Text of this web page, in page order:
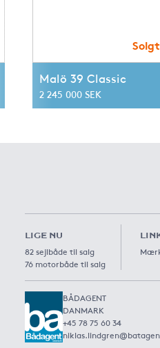
Malö 39 Classic
2 245 000 SEK
LIGE NU
82 sejlbåde til salg
76 motorbåde til salg
BÅDAGENT
DANMARK
+45 78 75 60 34